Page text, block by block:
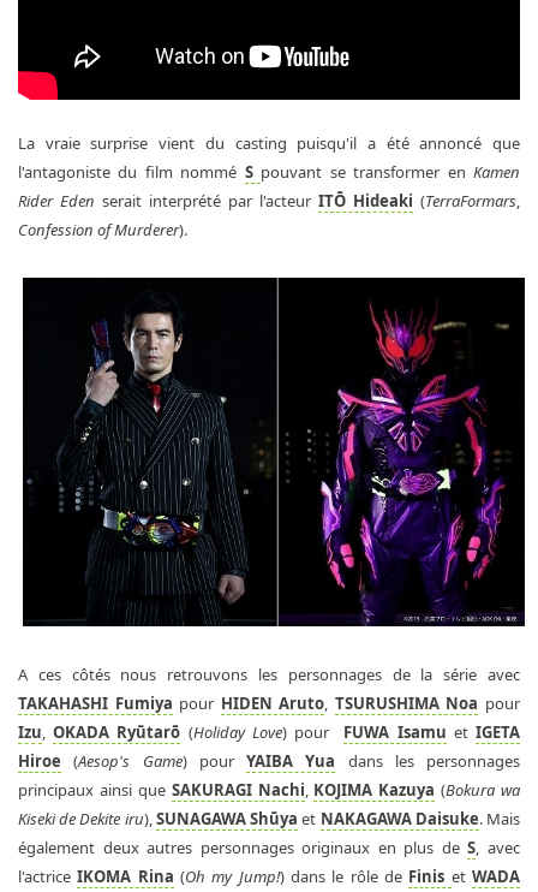
La vraie surprise vient du casting puisqu'il a été annoncé que
l'antagoniste du film nommé S pouvant se transformer enKamen
Rider Eden serait interprété par l'acteur ITŌ Hideaki (TerraFormars,
Confession of Murderer).
A ces côtés nous retrouvons les personnages de la série avec
TAKAHASHI Fumiya pour HIDEN Aruto, TSURUSHIMA Noa pour
Izu,OKADA Ryūtarō (Holiday Love) pour FUWA Isamu etIGETA
Hiroe (Aesop's Game) pour YAIBA Yua dans les personnages
principaux ainsi que SAKURAGI Nachi, KOJIMA Kazuya (Bokura wa
Kiseki de Dekite iru),SUNAGAWA Shūya et NAKAGAWA Daisuke. Mais
également deux autres personnages originaux en plus deS, avec
l'actriceIKOMA Rina (Oh my Jump!) dans le rôle de Finis etWADA